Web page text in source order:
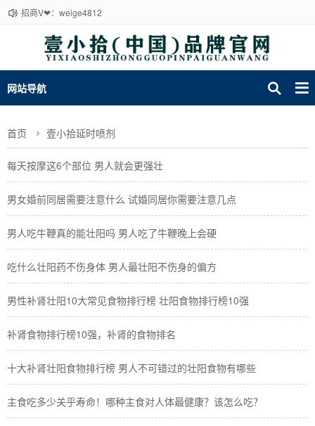
招商V❤：weige4812
网站导航
首页 壹小拾延时喷剂
每天按摩这6个部位 男人就会更强壮
男女婚前同居需要注意什么 试婚同居你需要注意几点
男人吃牛鞭真的能壮阳吗 男人吃了牛鞭晚上会硬
吃什么壮阳药不伤身体 男人最壮阳不伤身的偏方
男性补肾壮阳10大常见食物排行榜 壮阳食物排行榜10强
补肾食物排行榜10强，补肾的食物排名
十大补肾壮阳食物排行榜 男人不可错过的壮阳食物有哪些
主食吃多少关乎寿命！哪种主食对人体最健康？该怎么吃？